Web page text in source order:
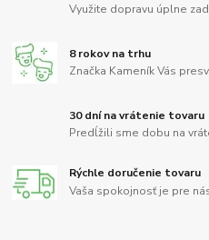
Využite dopravu úplne
8 rokov na trhu
Značka Kameník Vás
30 dní na vrátenie tovaru
Predĺžili sme dobu na
Rýchle doručenie tovaru
Vaša spokojnosť je pre